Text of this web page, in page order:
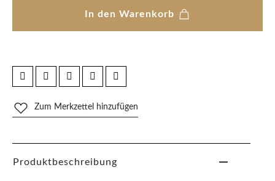
In den Warenkorb
Zum Merkzettel hinzufügen
Produktbeschreibung